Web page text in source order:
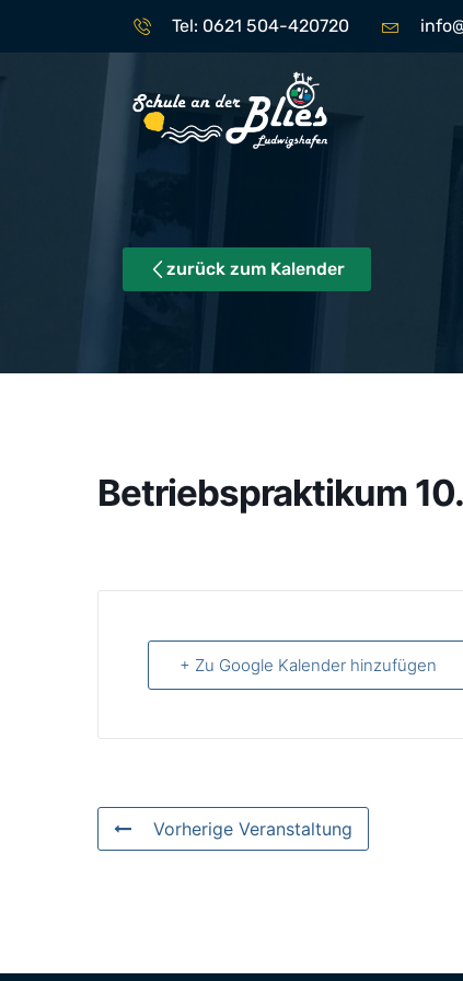
Tel: 0621 504-420720
zurück zum Kalender
Betriebspraktikum
+ Zu Google Kalender hinzufügen
Vorherige Veranstaltung